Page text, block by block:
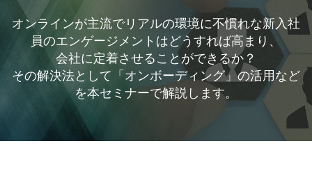
オンラインが主流でリアルの環境に不慣れな新入社
員のエンゲージメントはどうすれば高まり、
会社に定着させることができるか？
その解決法として「オンボーディング」の活用など
を本セミナーで解説します。